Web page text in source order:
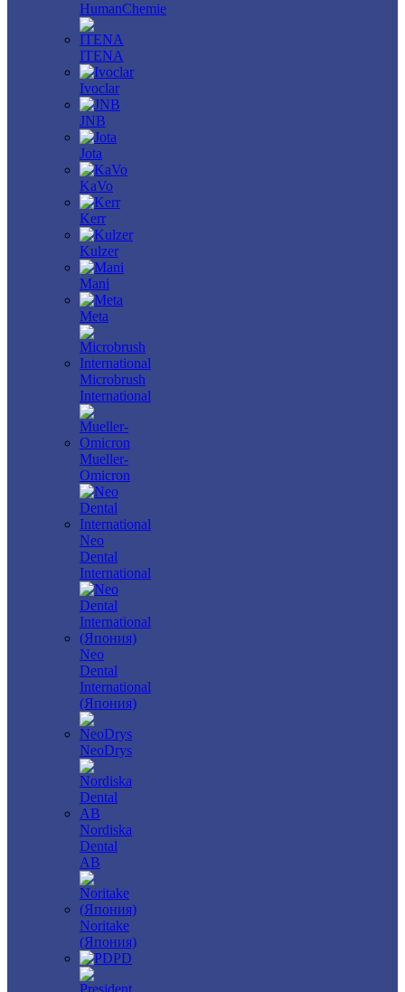
HumanChemie
ITENA
Ivoclar
JNB
Jota
KaVo
Kerr
Kulzer
Mani
Meta
Microbrush
International
Mueller-
Omicron
Neo
Dental
International
Neo
Dental
International
(Япония)
NeoDrys
Nordiska
Dental
AB
Noritake
(Япония)
PD